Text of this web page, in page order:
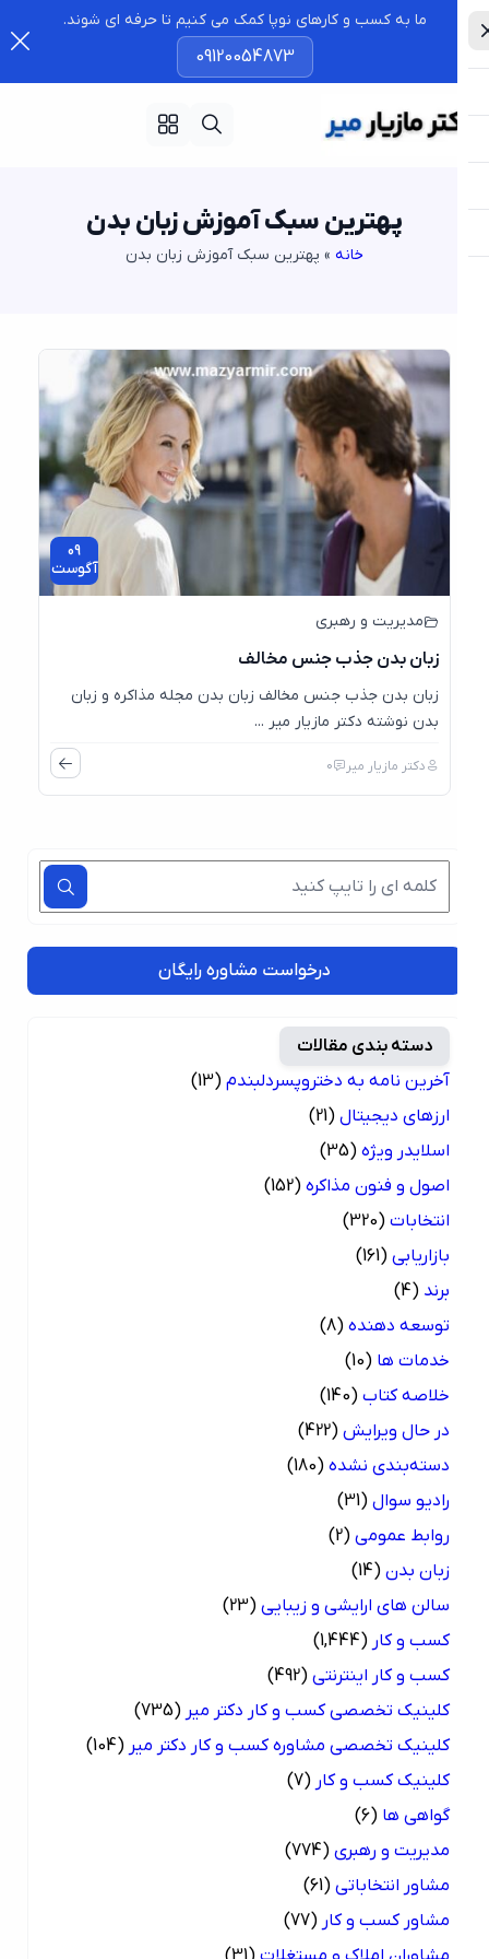
ما به کسب و کارهای نوپا کمک می کنیم تا حرفه ای شوند.
09120054873
پهترین سبک آموزش زبان بدن
»پهترین سبک آموزش زبان بدن
آگوست
مدیریت و رهبری
زبان بدن جذب جنس مخالف
زبان بدن جذب جنس مخالف زبان بدن مجله مذاکره و زبان
بدن نوشته دکتر مازیار میر ...
دکتر مازیار میر 0
درخواست مشاوره رایگان
دسته بندی مقالات
آخرین نامه به دختروپسردلبندم (13)
ارزهای دیجیتال (21)
اسلایدر ویژه (35)
اصول و فنون مذاکره (152)
انتخابات (320)
بازاریابی (161)
(4)
توسعه دهنده (8)
خدمات ها (10)
خلاصه کتاب (140)
در حال ویرایش (422)
دسته‌بندی نشده (180)
رادیو سوال (31)
روابط عمومی (2)
زبان بدن (14)
سالن های ارایشی و زیبایی (23)
کسب و کار (1,444)
کسب و کار اینترنتی (492)
کلینیک تخصصی کسب و کار دکتر میر (735)
کلینیک تخصصی مشاوره کسب و کار دکتر میر (104)
کلینیک کسب و کار (7)
گواهی ها (6)
مدیریت و رهبری (774)
مشاور انتخاباتی (61)
مشاور کسب و کار (77)